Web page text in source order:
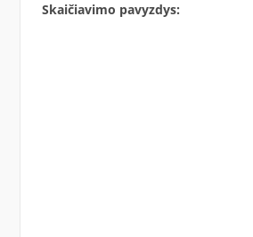
Skaičiavimo pavyzdys: